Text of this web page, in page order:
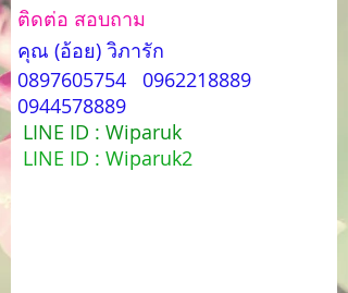
ติดต่อ สอบถาม
คุณ (อ้อย) วิภารัก
0897605754
0962218889
0944578889
LINE ID : Wiparuk
LINE ID : Wiparuk2